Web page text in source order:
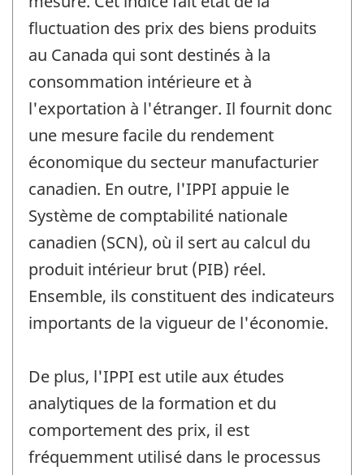
fluctuation des prix des biens produits
au Canada qui sont destinés à la
consommation intérieure et à
l'exportation à l'étranger. Il fournit donc
une mesure facile du rendement
économique du secteur manufacturier
canadien. En outre, l'IPPI appuie le
Système de comptabilité nationale
canadien (SCN), où il sert au calcul du
produit intérieur brut (PIB) réel.
Ensemble, ils constituent des indicateurs
importants de la vigueur de l'économie.
De plus, l'IPPI est utile aux études
analytiques de la formation et du
comportement des prix, il est
fréquemment utilisé dans le processus